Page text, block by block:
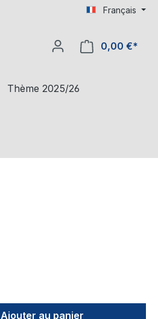
Français
0,00 €*
Thème 2025/26
Ajouter au panier